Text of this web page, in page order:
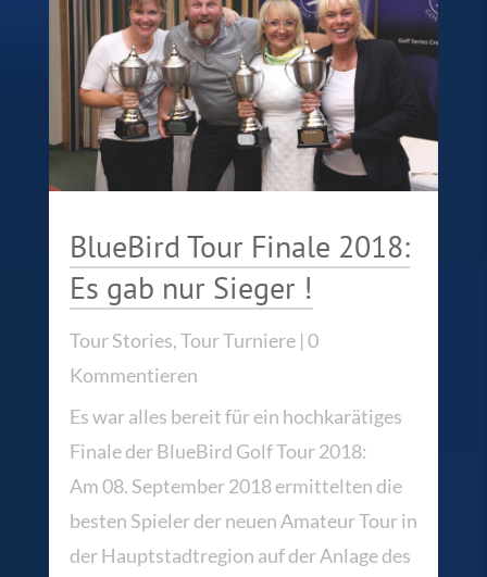
BlueBird Tour Finale 2018:
Es gab nur Sieger !
Tour Stories,Tour Turniere| 0
Kommentieren
Es war alles bereit für ein hochkarätiges
Finale der BlueBird Golf Tour 2018:
Am 08. September 2018 ermittelten die
besten Spieler der neuen Amateur Tour in
der Hauptstadtregion auf der Anlage des